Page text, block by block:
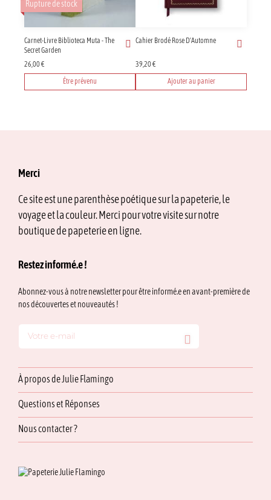
Rupture de stock
Carnet-Livre Biblioteca Muta - The
Secret Garden
26,00€
Être prévenu
Cahier Brodé Rose D'Automne
39,20€
Ajouter au panier
Merci
Ce site est une parenthèse poétique sur la papeterie, le
voyage et la couleur. Merci pour votre visite sur notre
boutique de papeterie en ligne.
Restez informé.e !
Abonnez-vous à notre newsletter pour être informé.e en avant-première de
nos découvertes et nouveautés !
À propos de Julie Flamingo
Questions et Réponses
Nous contacter ?